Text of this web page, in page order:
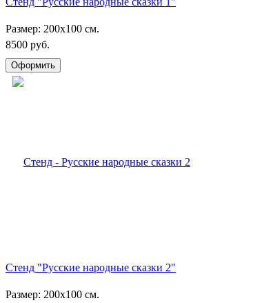
Размер: 200х100 см.
8500 руб.
Стенд "Русские народные сказки 2"
Размер: 200х100 см.